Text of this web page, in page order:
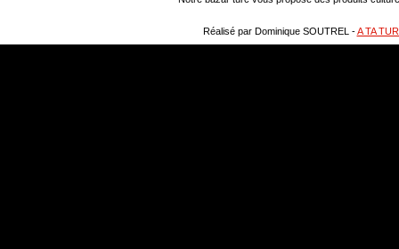
Réalisé par Dominique SOUTREL -A TA